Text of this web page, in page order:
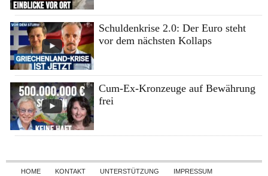
Schuldenkrise 2.0: Der Euro steht
vor dem nächsten Kollaps
Cum-Ex-Kronzeuge auf Bewährung
frei
Skip to content
HOME KONTAKT UNTERSTÜTZUNG IMPRESSUM